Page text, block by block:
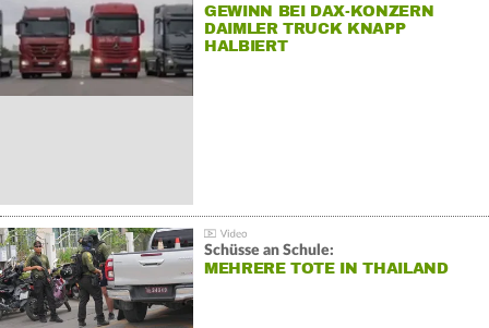
GEWINN BEI DAX-KONZERN
DAIMLER TRUCK KNAPP
HALBIERT
Schüsse an Schule:
MEHRERE TOTE IN THAILAND